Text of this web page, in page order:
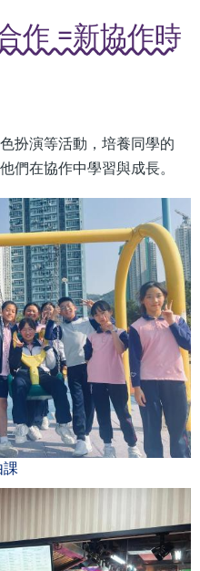
作 =新協作時
扮演等活動，培養同學的
們在協作中學習與成長。
課